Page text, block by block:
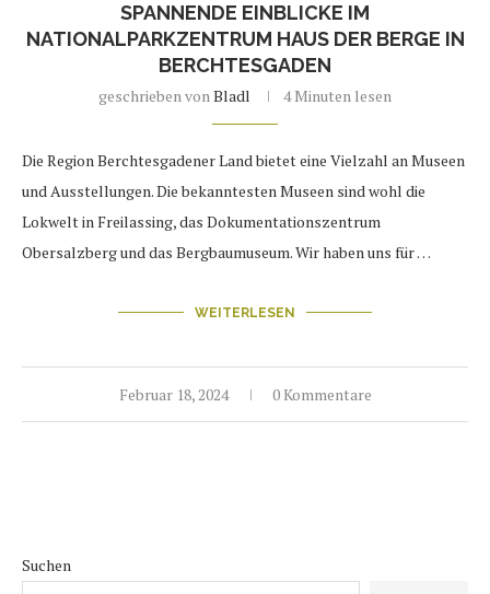
SPANNENDE EINBLICKE IM
NATIONALPARKZENTRUM HAUS DER BERGE IN
BERCHTESGADEN
geschrieben vonBladl 4 Minuten lesen
Die Region Berchtesgadener Land bietet eine Vielzahl an Museen
und Ausstellungen. Die bekanntesten Museen sind wohl die
Lokwelt in Freilassing, das Dokumentationszentrum
Obersalzberg und das Bergbaumuseum. Wir haben uns für …
WEITERLESEN
Februar 18, 2024 0 Kommentare
Suchen